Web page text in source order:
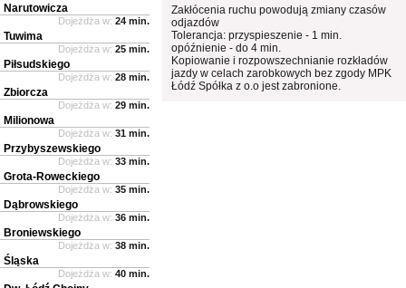
Zakłócenia ruchu powodują zmiany czasów
odjazdów
Tolerancja: przyspieszenie - 1 min.
opóźnienie - do 4 min.
Kopiowanie i rozpowszechnianie rozkładów
jazdy w celach zarobkowych bez zgody MPK
Łódź Spółka z o.o jest zabronione.
Narutowicza
Dojeżdża w: 24 min.
Tuwima
Dojeżdża w: 25 min.
Piłsudskiego
Dojeżdża w: 28 min.
Zbiorcza
Dojeżdża w: 29 min.
Milionowa
Dojeżdża w: 31 min.
Przybyszewskiego
Dojeżdża w: 33 min.
Grota-Roweckiego
Dojeżdża w: 35 min.
Dąbrowskiego
Dojeżdża w: 36 min.
Broniewskiego
Dojeżdża w: 38 min.
Śląska
Dojeżdża w: 40 min.